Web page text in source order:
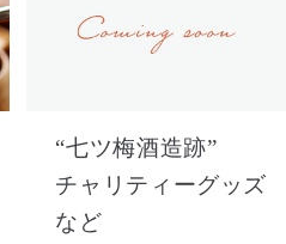
“七ツ梅酒造跡”
チャリティーグッズ
など